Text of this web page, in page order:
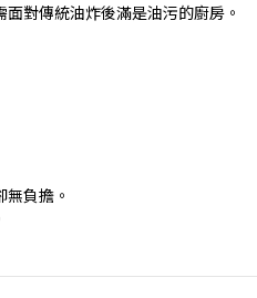
對傳統油炸後滿是油污的廚房。
負擔。